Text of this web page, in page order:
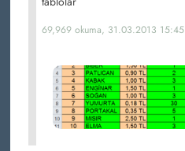
69,969 okuma, 31.03.2013 15:45